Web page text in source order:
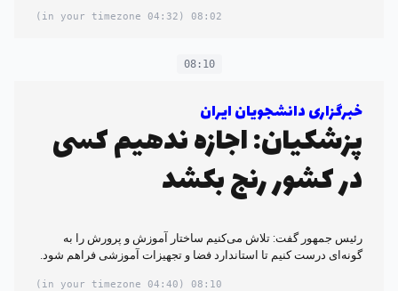
08:02
(04:32 in your timezone)
08:10
خبرگزاری دانشجویان ایران
پزشکیان: اجازه ندهیم کسی
در کشور رنج بکشد
رئیس جمهور گفت: تلاش می‌کنیم ساختار آموزش و پرورش را به
گونه‌ای درست کنیم تا استاندارد فضا و تجهیزات آموزشی فراهم شود.
08:10
(04:40 in your timezone)